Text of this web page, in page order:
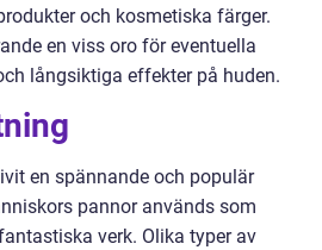
och kosmetiska färger.
en viss oro för eventuella
långsiktiga effekter på huden.
en spännande och populär
pannor används som
verk. Olika typer av